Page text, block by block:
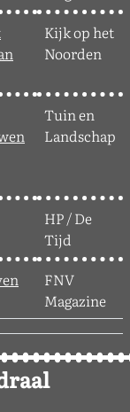
Kijk op het
Noorden
Tuin en
Landschap
HP / De
Tijd
FNV
Magazine